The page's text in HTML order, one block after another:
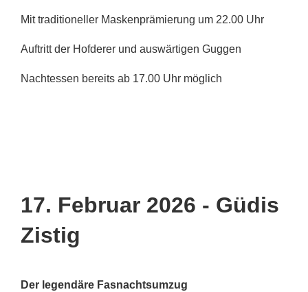
Mit traditioneller Maskenprämierung um 22.00 Uhr
Auftritt der Hofderer und auswärtigen Guggen
Nachtessen bereits ab 17.00 Uhr möglich
17. Februar 2026 - Güdis
Zistig
Der legendäre Fasnachtsumzug